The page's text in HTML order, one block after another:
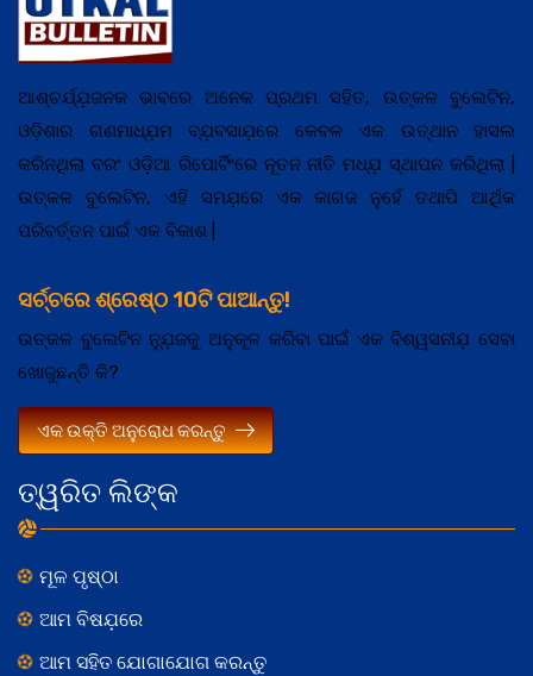
ତ୍ୱରିତ ଲିଙ୍କ
ମୂଳ ପୃଷ୍ଠା
ଆମ ବିଷଯ଼ରେ
ଆମ ସହିତ ଯୋଗାଯୋଗ କରନ୍ତୁ
ଆଶ୍ଚର୍ଯ୍ଯ଼ଜନକ ଭାବରେ ଅନେକ ପ୍ରଥମ ସହିତ, ଉତ୍କଳ ବୁଲେଟିନ,
ଓଡ଼ିଶାର ଗଣମାଧ୍ଯ଼ମ ବ୍ଯ଼ବସାଯ଼ରେ କେବଳ ଏକ ଉତ୍ଥାନ ହାସଲ
କରିନଥିଲା ବରଂ ଓଡ଼ିଆ ରିପୋର୍ଟିଂରେ ନୂତନ ନୀତି ମଧ୍ଯ଼ ସ୍ଥାପନ କରିଥିଲା |
ଉତ୍କଳ ବୁଲେଟିନ, ଏହି ସମଯ଼ରେ ଏକ କାଗଜ ନୁହେଁ ତଥାପି ଆର୍ଥିକ
ପରିବର୍ତ୍ତନ ପାଇଁ ଏକ ବିକାଶ |
ସର୍ଚ୍ଚରେ ଶ୍ରେଷ୍ଠ 10ଟି ପାଆନ୍ତୁ!
ଉତ୍କଳ ବୁଲେଟିନ ନ୍ଯ଼ୁଜକୁ ଅନୁକୂଳ କରିବା ପାଇଁ ଏକ ବିଶ୍ୱସନୀଯ଼ ସେବା
ଖୋଜୁଛନ୍ତି କି?
ଏକ ଉକ୍ତି ଅନୁରୋଧ କରନ୍ତୁ